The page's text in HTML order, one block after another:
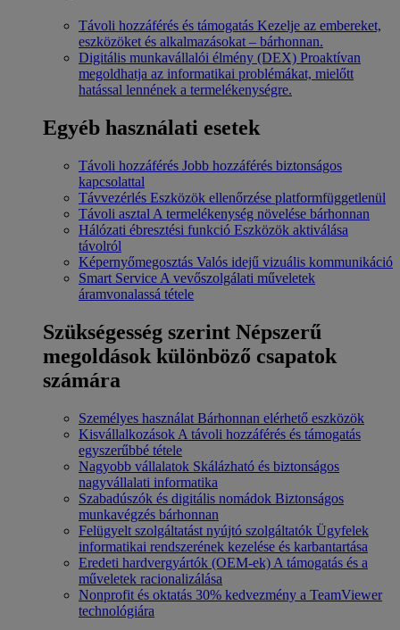
Távoli hozzáférés és támogatás Kezelje az embereket,
eszközöket és alkalmazásokat – bárhonnan.
Digitális munkavállalói élmény (DEX) Proaktívan
megoldhatja az informatikai problémákat, mielőtt
hatással lennének a termelékenységre.
Egyéb használati esetek
Távoli hozzáférés Jobb hozzáférés biztonságos
kapcsolattal
Távvezérlés Eszközök ellenőrzése platformfüggetlenül
Távoli asztal A termelékenység növelése bárhonnan
Hálózati ébresztési funkció Eszközök aktiválása
távolról
Képernyőmegosztás Valós idejű vizuális kommunikáció
Smart Service A vevőszolgálati műveletek
áramvonalassá tétele
Szükségesség szerint Népszerű
megoldások különböző csapatok
számára
Személyes használat Bárhonnan elérhető eszközök
Kisvállalkozások A távoli hozzáférés és támogatás
egyszerűbbé tétele
Nagyobb vállalatok Skálázható és biztonságos
nagyvállalati informatika
Szabadúszók és digitális nomádok Biztonságos
munkavégzés bárhonnan
Felügyelt szolgáltatást nyújtó szolgáltatók Ügyfelek
informatikai rendszerének kezelése és karbantartása
Eredeti hardvergyártók (OEM-ek) A támogatás és a
műveletek racionalizálása
Nonprofit és oktatás 30% kedvezmény a TeamViewer
technológiára